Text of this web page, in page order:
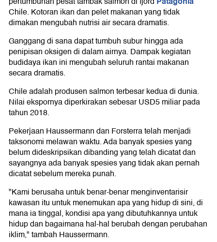
Chile. Kotoran ikan dan pelet makanan yang tidak
dimakan mengubah nutrisi air secara dramatis.
Ganggang di sana dapat tumbuh subur hingga ada
penipisan oksigen di dalam airnya. Dampak kegiatan
budidaya ikan ini mengubah seluruh rantai makanan
secara dramatis.
Chile adalah produsen salmon terbesar kedua di dunia.
Nilai ekspornya diperkirakan sebesar USD5 miliar pada
tahun 2018.
Pekerjaan Haussermann dan Forsterra telah menjadi
taksonomi melawan waktu. Ada banyak spesies yang
belum dideskripsikan dibanding yang telah dicatat dan
sayangnya ada banyak spesies yang tidak akan pernah
dicatat sebelum mereka punah.
"Kami berusaha untuk benar-benar menginventarisir
kawasan itu untuk menemukan apa yang hidup di sini, di
mana ia tinggal, kondisi apa yang dibutuhkannya untuk
hidup dan bagaimana hal-hal berubah dengan perubahan
iklim," tambah Haussermann.